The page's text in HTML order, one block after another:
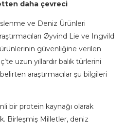
daha çevreci
ve Deniz Ürünleri
Øyvind Lie ve Ingvild
güvenliğine verilen
uzun yıllardır balık türlerini
araştırmacılar şu bilgileri
bir protein kaynağı olarak
Birleşmiş Milletler, deniz